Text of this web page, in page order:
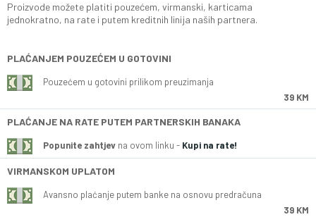
Proizvode možete platiti pouzećem, virmanski, karticama
jednokratno, na rate i putem kreditnih linija naših partnera.
PLAĆANJEM POUZEĆEM U GOTOVINI
Pouzećem u gotovini prilikom preuzimanja
39 KM
PLAĆANJE NA RATE PUTEM PARTNERSKIH BANAKA
Popunite zahtjev na ovom linku - Kupi na rate!
VIRMANSKOM UPLATOM
Avansno plaćanje putem banke na osnovu predračuna
39 KM